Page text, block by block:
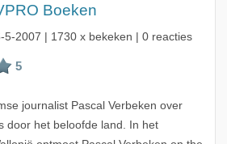
Boeken
5-2007 | 1730 x bekeken | 0 reacties
journalist Pascal Verbeken over
door het beloofde land. In het